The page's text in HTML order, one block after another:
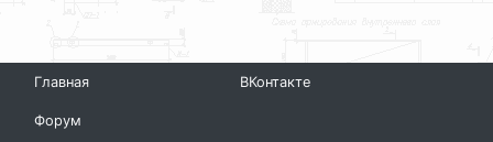
Главная
Форум
ВКонтакте